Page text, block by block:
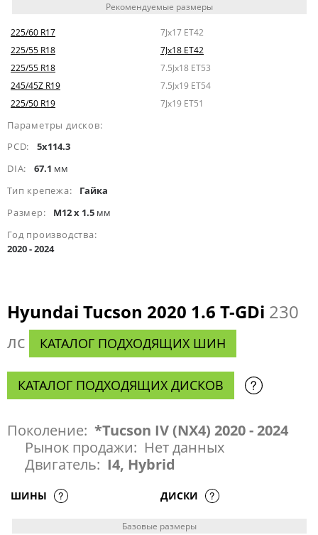
Рекомендуемые размеры
225/60 R17
7Jx17 ET42
225/55 R18
7Jx18 ET42
225/55 R18
7.5Jx18 ET53
245/45Z R19
7.5Jx19 ET54
225/50 R19
7Jx19 ET51
Параметры дисков:
PCD:
5x114.3
DIA:
67.1 мм
Тип крепежа:
Гайка
Размер:
M12 x 1.5 мм
Год производства:
2020 - 2024
Hyundai Tucson 2020 1.6 T-GDi 230
лс
КАТАЛОГ ПОДХОДЯЩИХ ШИН
КАТАЛОГ ПОДХОДЯЩИХ ДИСКОВ
Поколение: *Tucson IV (NX4) 2020 - 2024
Рынок продажи: Нет данных
Двигатель: I4, Hybrid
ШИНЫ ДИСКИ
Базовые размеры